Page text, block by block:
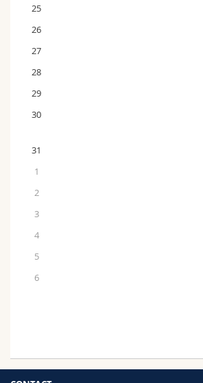
25
26
27
28
29
30
31
1
2
3
4
5
6